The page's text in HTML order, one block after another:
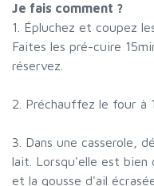
Je fais comment ?
1. Épluchez et coupez
Faites les pré-cuire
réservez.
2. Préchauffez le four à
3. Dans une casserole,
lait. Lorsqu'elle est bien
et la gousse d'ail